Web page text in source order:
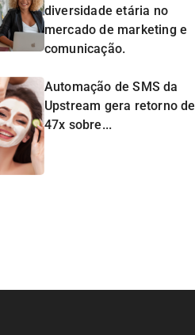
diversidade etária no
mercado de marketing e
comunicação.
Automação de SMS da
Upstream gera retorno de
47x sobre...